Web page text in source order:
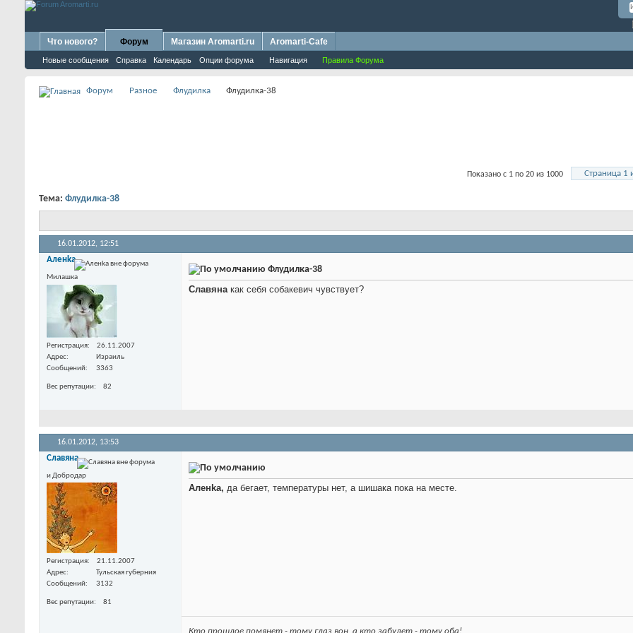
Что нового? Форум
Новые сообщения Справка Календарь Опции форума Навигация Правила Форума
Магазин Aromarti.ru Aromarti-Cafe
Форум Разное Флудилка Флудилка-38
Страница 1
Показано с 1 по 20 из 1000
Тема: Флудилка-38
16.01.2012, 12:51
Аленka
Милашка
Регистрация
26.11.2007
Адрес
Израиль
Сообщений
3363
Вес репутации 82
Флудилка-38
Славянакак себя собакевич чувствует?
16.01.2012, 13:53
Славяна
и Добродар
Регистрация
21.11.2007
Адрес
Тульская губерния
Сообщений
3132
Вес репутации 81
Аленka, да бегает, температуры нет, а шишака пока на месте.